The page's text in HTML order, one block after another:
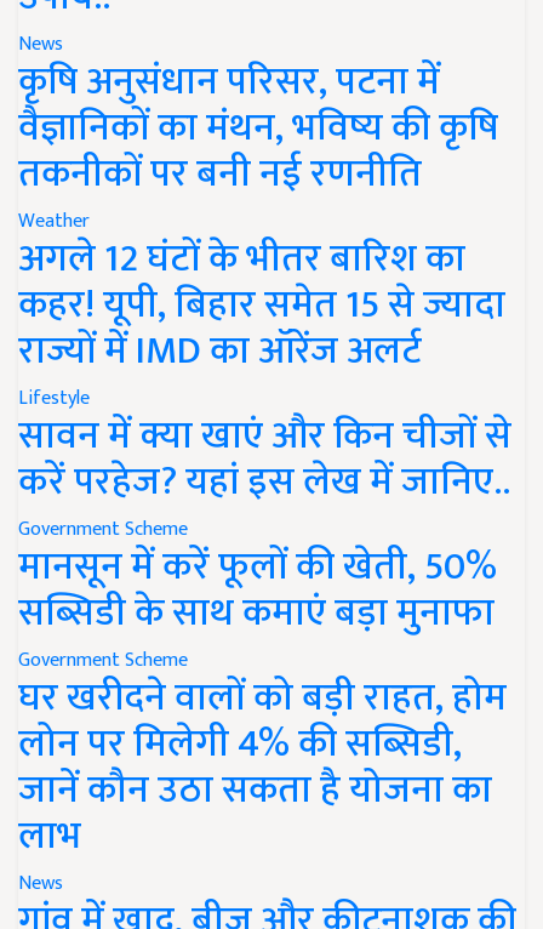
News
कृषि अनुसंधान परिसर, पटना में
वैज्ञानिकों का मंथन, भविष्य की कृषि
तकनीकों पर बनी नई रणनीति
Weather
अगले 12 घंटों के भीतर बारिश का
कहर! यूपी, बिहार समेत 15 से ज्यादा
राज्यों में IMD का ऑरेंज अलर्ट
Lifestyle
सावन में क्या खाएं और किन चीजों से
करें परहेज? यहां इस लेख में जानिए..
Government Scheme
मानसून में करें फूलों की खेती, 50%
सब्सिडी के साथ कमाएं बड़ा मुनाफा
Government Scheme
घर खरीदने वालों को बड़ी राहत, होम
लोन पर मिलेगी 4% की सब्सिडी,
जानें कौन उठा सकता है योजना का
लाभ
News